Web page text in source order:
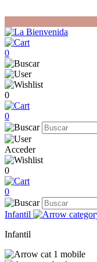
0
0
0
Acceder
0
0
Infantil
Infantil